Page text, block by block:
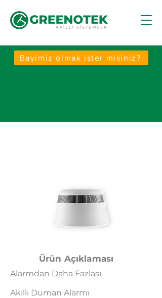
Bayimiz olmak ister misiniz?
Ürün Açıklaması
Alarmdan Daha Fazlası
Akıllı Duman Alarmı